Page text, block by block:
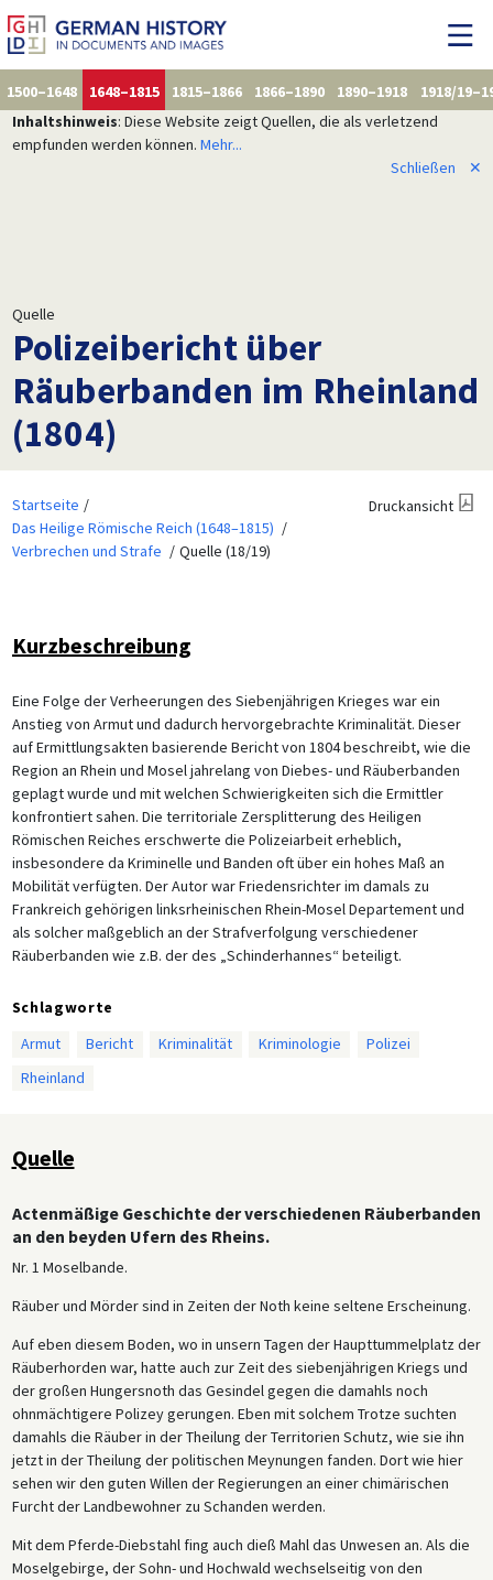
1500–1648 1648–1815 1815–1866 1866–1890 1890–1918
1918/
Inhaltshinweis: Diese Website zeigt Quellen, die als verletzend
empfunden werden können. Mehr...
Schließen
✕
Quelle
Polizeibericht über
Räuberbanden im Rheinland
(1804)
Startseite
Das Heilige Römische Reich (1648–1815)
Verbrechen und Strafe
Quelle (18/19)
Druckansicht
Kurzbeschreibung
Eine Folge der Verheerungen des Siebenjährigen Krieges war ein
Anstieg von Armut und dadurch hervorgebrachte Kriminalität. Dieser
auf Ermittlungsakten basierende Bericht von 1804 beschreibt, wie die
Region an Rhein und Mosel jahrelang von Diebes- und Räuberbanden
geplagt wurde und mit welchen Schwierigkeiten sich die Ermittler
konfrontiert sahen. Die territoriale Zersplitterung des Heiligen
Römischen Reiches erschwerte die Polizeiarbeit erheblich,
insbesondere da Kriminelle und Banden oft über ein hohes Maß an
Mobilität verfügten. Der Autor war Friedensrichter im damals zu
Frankreich gehörigen linksrheinischen Rhein-Mosel Departement und
als solcher maßgeblich an der Strafverfolgung verschiedener
Räuberbanden wie z.B. der des „Schinderhannes“ beteiligt.
Schlagworte
Armut
Bericht Kriminalität Kriminologie
Polizei
Rheinland
Quelle
Actenmäßige Geschichte der verschiedenen Räuberbanden
an den beyden Ufern des Rheins.
Nr. 1 Moselbande.
Räuber und Mörder sind in Zeiten der Noth keine seltene Erscheinung.
Auf eben diesem Boden, wo in unsern Tagen der Haupttummelplatz der
Räuberhorden war, hatte auch zur Zeit des siebenjährigen Kriegs und
der großen Hungersnoth das Gesindel gegen die damahls noch
ohnmächtigere Polizey gerungen. Eben mit solchem Trotze suchten
damahls die Räuber in der Theilung der Territorien Schutz, wie sie ihn
jetzt in der Theilung der politischen Meynungen fanden. Dort wie hier
sehen wir den guten Willen der Regierungen an einer chimärischen
Furcht der Landbewohner zu Schanden werden.
Mit dem Pferde-Diebstahl fing auch dieß Mahl das Unwesen an. Als die
Moselgebirge, der Sohn- und Hochwald wechselseitig von den